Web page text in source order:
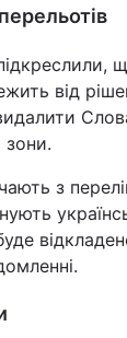
від
зони.
з